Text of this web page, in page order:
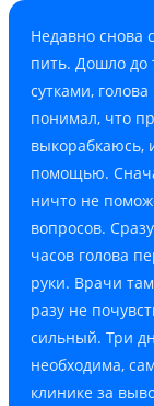
Недавно снова
пить. Дошло до
сутками,
понимал, что
выкорабкаюсь,
помощью.
ничто не
вопросов.
часов голова
руки. Врачи
разу не
сильный. Три
необходима,
клинике за